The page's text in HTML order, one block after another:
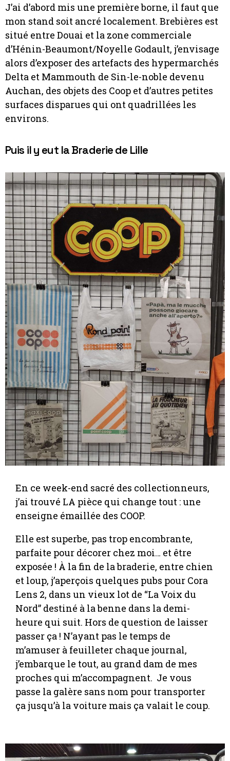
J’ai d’abord mis une première borne, il faut que
mon stand soit ancré localement. Brebières est
situé entre Douai et la zone commerciale
d’Hénin-Beaumont/Noyelle Godault, j’envisage
alors d’exposer des artefacts des hypermarchés
Delta et Mammouth de Sin-le-noble devenu
Auchan, des objets des Coop et d’autres petites
surfaces disparues qui ont quadrillées les
environs.
Puis il y eut la Braderie de Lille
En ce week-end sacré des collectionneurs,
j’ai trouvé LA pièce qui change tout : une
enseigne émaillée des COOP.
Elle est superbe, pas trop encombrante,
parfaite pour décorer chez moi… et être
exposée ! À la fin de la braderie, entre chien
et loup, j’aperçois quelques pubs pour Cora
Lens 2, dans un vieux lot de “La Voix du
Nord” destiné à la benne dans la demi-
heure qui suit. Hors de question de laisser
passer ça ! N’ayant pas le temps de
m’amuser à feuilleter chaque journal,
j’embarque le tout, au grand dam de mes
proches qui m’accompagnent. Je vous
passe la galère sans nom pour transporter
ça jusqu’à la voiture mais ça valait le coup.